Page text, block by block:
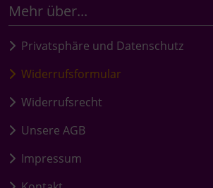
Mehr über...
Privatsphäre und Datenschutz
Widerrufsformular
Widerrufsrecht
Unsere AGB
Impressum